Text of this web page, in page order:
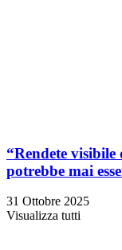
“Rendete visibile
potrebbe mai
31 Ottobre 2025
Visualizza tutti